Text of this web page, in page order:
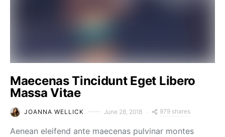
Maecenas Tincidunt Eget Libero
Massa Vitae
JOANNA WELLICK June 28, 2018 979 shares
Aenean eleifend ante maecenas pulvinar montes